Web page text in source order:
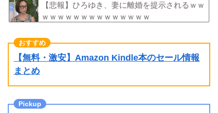
【悲報】ひろゆき、妻に離婚を提示されるｗｗ
ｗｗｗｗｗｗｗｗｗｗｗｗｗｗ
【無料・激安】Amazon Kindle本のセール情報
まとめ